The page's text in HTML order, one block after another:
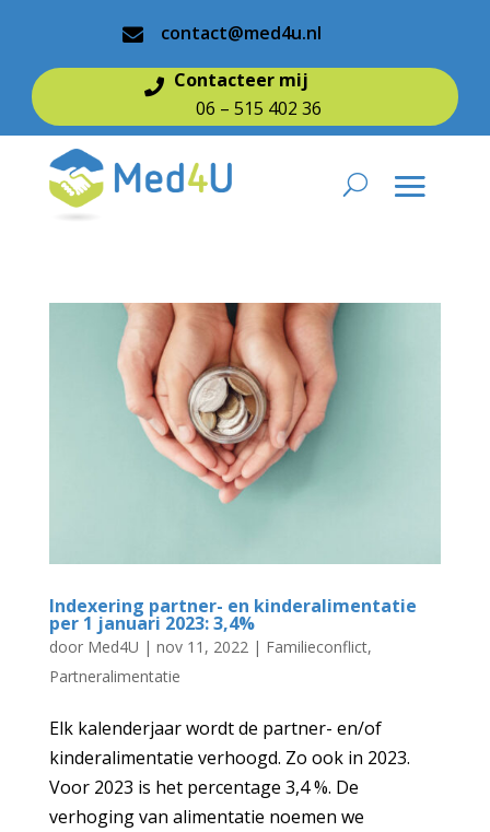
 contact@med4u.nl
 Contacteer mij
06 – 515 402 36
Indexering partner- en kinderalimentatie
per 1 januari 2023: 3,4%
door Med4U | nov 11, 2022| Familieconflict,
Partneralimentatie
Elk kalenderjaar wordt de partner- en/of
kinderalimentatie verhoogd. Zo ook in 2023.
Voor 2023 is het percentage 3,4 %. De
verhoging van alimentatie noemen we